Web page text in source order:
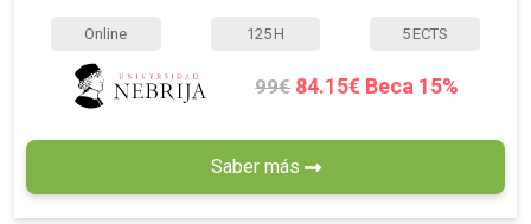
Online 125 H 5 ECTS
99€ 84.15€ Beca 15%
Saber más